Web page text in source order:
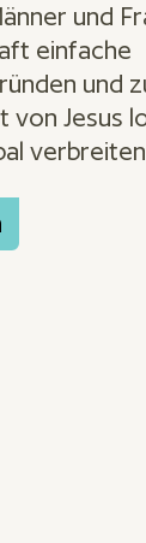
und
einfache
und
Jesus